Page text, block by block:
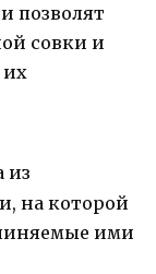
позволят
совки и
их
из
на которой
ими